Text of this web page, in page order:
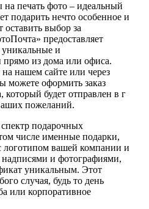
печать фото – идеальный
подарить нечто особенное и
оставить выбор за
предоставляет
уникальные и
из дома или офиса.
нашем сайте или через
можете оформить заказ
который будет отправлен в г
пожеланий.
подарочных
числе именные подарки,
логотипом вашей компании и
и фотографиями,
уникальным. Этот
случая, будь то день
или корпоративное